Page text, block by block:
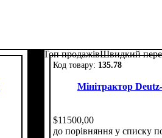
Топ продажівШвидкий
135.78
Мінітрактор
$11500,00
до порівняння у списку